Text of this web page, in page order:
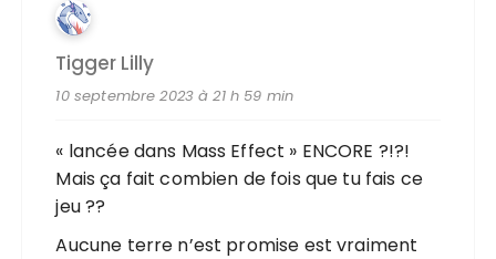
Tigger Lilly
10 septembre 2023 à 21 h 59 min
« lancée dans Mass Effect » ENCORE ?!?!
Mais ça fait combien de fois que tu fais ce
jeu ??
Aucune terre n’est promise est vraiment